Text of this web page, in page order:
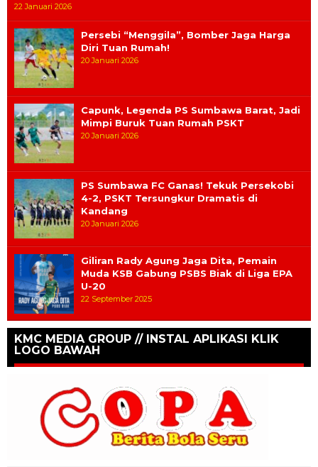
22 Januari 2026
Persebi “Menggila”, Bomber Jaga Harga
Diri Tuan Rumah!
20 Januari 2026
Capunk, Legenda PS Sumbawa Barat, Jadi
Mimpi Buruk Tuan Rumah PSKT
20 Januari 2026
PS Sumbawa FC Ganas! Tekuk Persekobi
4-2, PSKT Tersungkur Dramatis di
Kandang
20 Januari 2026
Giliran Rady Agung Jaga Dita, Pemain
Muda KSB Gabung PSBS Biak di Liga EPA
U-20
22 September 2025
KMC MEDIA GROUP // INSTAL APLIKASI KLIK
LOGO BAWAH